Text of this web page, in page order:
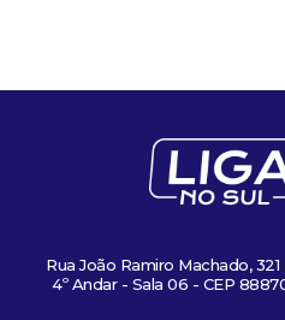
Rua João Ramiro Machado,
4º Andar - Sala 06 - CEP